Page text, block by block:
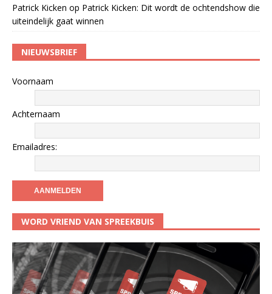
Patrick Kicken op Patrick Kicken: Dit wordt de ochtendshow die
uiteindelijk gaat winnen
NIEUWSBRIEF
Voornaam
Achternaam
Emailadres:
WORD VRIEND VAN SPREEKBUIS